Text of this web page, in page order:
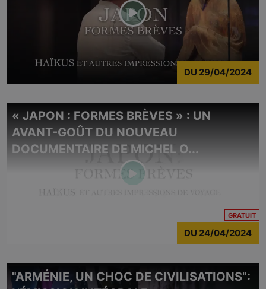
DU 29/04/2024
« JAPON : FORMES BRÈVES » : UN
AVANT-GOÛT DU NOUVEAU
DOCUMENTAIRE DE MICHEL O...
GRATUIT
DU 24/04/2024
"ARMÉNIE, UN CHOC DE CIVILISATIONS":